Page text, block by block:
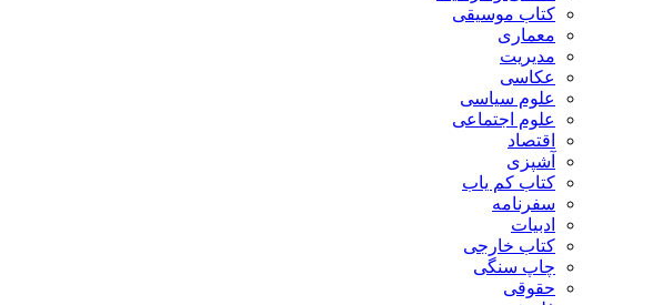
کتاب موسیقی
معماری
مدیریت
عکاسی
علوم سیاسی
علوم اجتماعی
اقتصاد
آشپزی
کتاب کم یاب
سفرنامه
ادبیات
کتاب خارجی
چاپ سنگی
حقوقی